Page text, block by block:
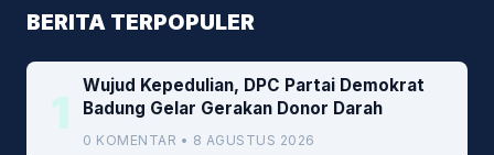
BERITA TERPOPULER
1
Wujud Kepedulian, DPC Partai Demokrat
Badung Gelar Gerakan Donor Darah
0 KOMENTAR • 8 AGUSTUS 2026